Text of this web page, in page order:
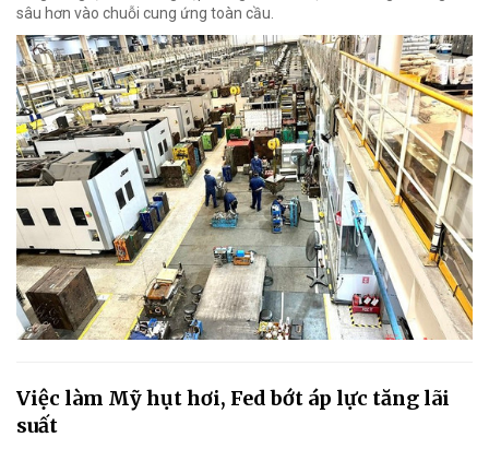
sâu hơn vào chuỗi cung ứng toàn cầu.
Việc làm Mỹ hụt hơi, Fed bớt áp lực tăng lãi
suất